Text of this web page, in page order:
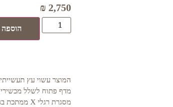
₪ 2,750
הוספה
מסגרת רגלי X ממתכת בגוון שחור